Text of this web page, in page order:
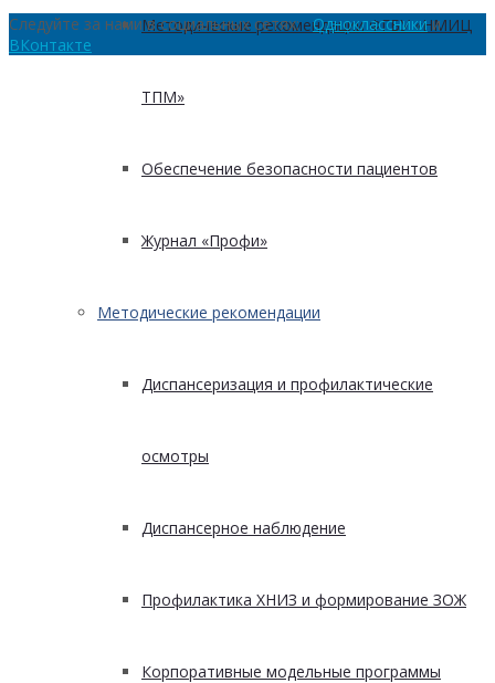
Методические рекомендации ФГБУ «НМИЦ
ТПМ»
Обеспечение безопасности пациентов
Журнал «Профи»
Методические рекомендации
Диспансеризация и профилактические
осмотры
Диспансерное наблюдение
Профилактика ХНИЗ и формирование ЗОЖ
Корпоративные модельные программы
Следуйте за нами в социальных сетях:Одноклассникии
ВКонтакте